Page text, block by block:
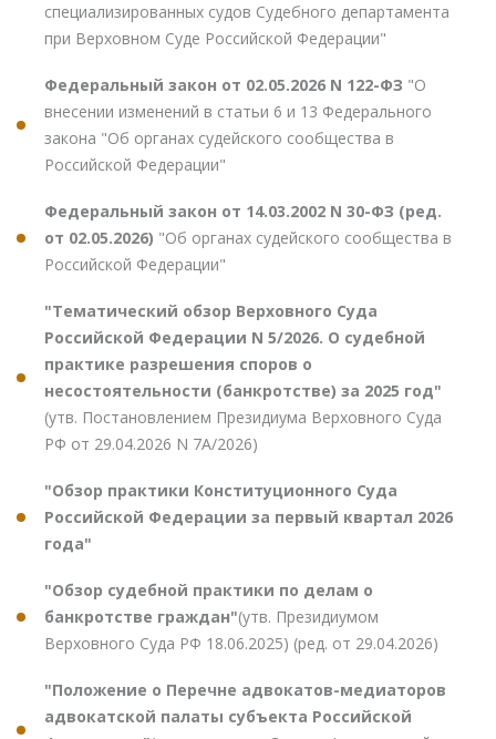
специализированных судов Судебного департамента
при Верховном Суде Российской Федерации"
Федеральный закон от 02.05.2026 N 122-ФЗ "О
внесении изменений в статьи 6 и 13 Федерального
закона "Об органах судейского сообщества в
Российской Федерации"
Федеральный закон от 14.03.2002 N 30-ФЗ (ред.
от 02.05.2026) "Об органах судейского сообщества в
Российской Федерации"
"Тематический обзор Верховного Суда
Российской Федерации N 5/2026. О судебной
практике разрешения споров о
несостоятельности (банкротстве) за 2025 год"
(утв. Постановлением Президиума Верховного Суда
РФ от 29.04.2026 N 7А/2026)
"Обзор практики Конституционного Суда
Российской Федерации за первый квартал 2026
года"
"Обзор судебной практики по делам о
банкротстве граждан"(утв. Президиумом
Верховного Суда РФ 18.06.2025) (ред. от 29.04.2026)
"Положение о Перечне адвокатов-медиаторов
адвокатской палаты субъекта Российской